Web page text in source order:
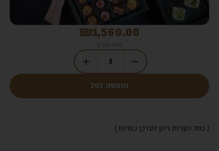
₪1,560.00
כולל מע"מ
הוספה לסל
( בסל הקניות ניתן לעדכן כמויות )